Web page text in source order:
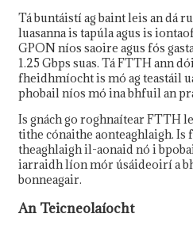
Tá buntáistí ag baint leis an dá
luasanna is tapúla agus is
GPON níos saoire agus fós
1.25 Gbps suas. Tá FTTH ann
fheidhmíocht is mó ag teastáil
phobail níos mó ina bhfuil an
Is gnách go roghnaítear FTTH
tithe cónaithe aonteaghlaigh. Is
theaghlaigh il-aonaid nó i
iarraidh líon mór úsáideoirí a
bonneagair.
An Teicneolaíocht